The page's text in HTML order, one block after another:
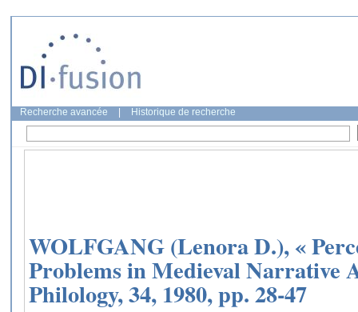
Recherche avancée Historique de recherche
WOLFGANG (Lenora D.), «
Problems in Medieval Narrative
Philology, 34, 1980, pp. 28-47